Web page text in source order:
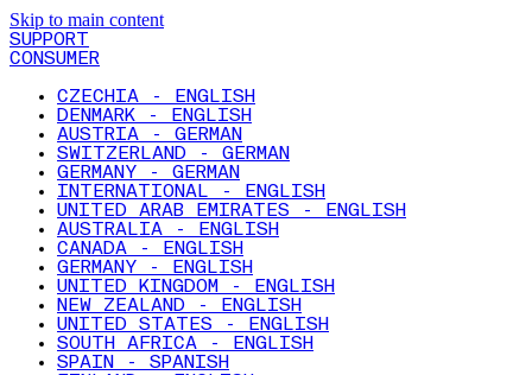
Skip to main content
SUPPORT
CONSUMER
CZECHIA - ENGLISH
DENMARK - ENGLISH
AUSTRIA - GERMAN
SWITZERLAND - GERMAN
GERMANY - GERMAN
INTERNATIONAL - ENGLISH
UNITED ARAB EMIRATES - ENGLISH
AUSTRALIA - ENGLISH
CANADA - ENGLISH
GERMANY - ENGLISH
UNITED KINGDOM - ENGLISH
NEW ZEALAND - ENGLISH
UNITED STATES - ENGLISH
SOUTH AFRICA - ENGLISH
SPAIN - SPANISH